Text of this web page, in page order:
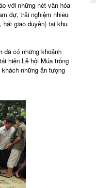
với những nét văn hóa
dự, trải nghiệm nhiều
giao duyên) tại khu
đã có những khoảnh
hiện Lễ hội Múa trống
những ấn tượng